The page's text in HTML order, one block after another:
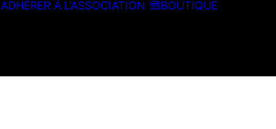
ADHÉRER À L’ASSOCIATION BOUTIQUE